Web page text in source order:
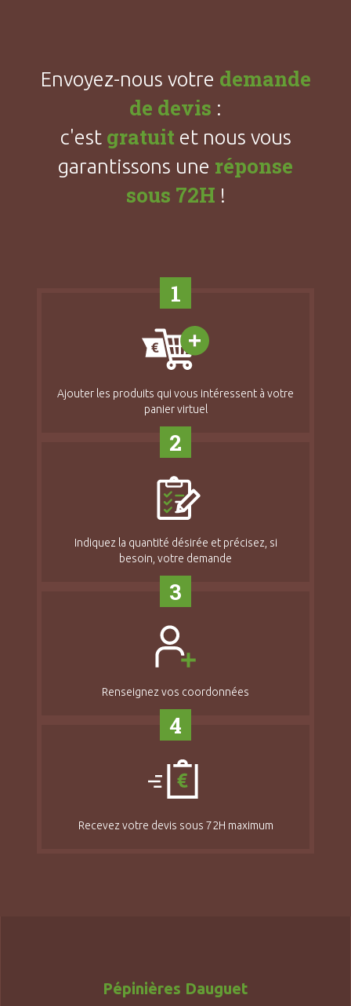
Envoyez-nous votre demande
de devis :
c'est gratuit et nous vous
garantissons une réponse
sous 72H !
1
Ajouter les produits qui vous intéressent à votre
panier virtuel
2
Indiquez la quantité désirée et précisez, si
besoin, votre demande
3
Renseignez vos coordonnées
4
Recevez votre devis sous 72H maximum
Pépinières Dauguet